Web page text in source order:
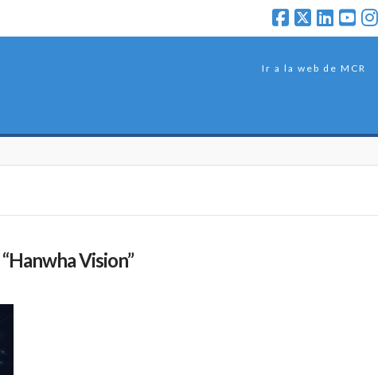
Ir a la web de MCR
“Hanwha Vision”